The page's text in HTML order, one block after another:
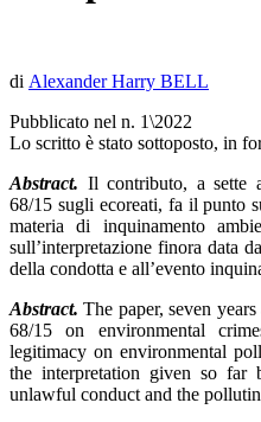
di Alexander Harry BELL
Pubblicato nel n. 1\2022
Lo scritto è stato sottoposto, in
Abstract. Il contributo, a sette
68/15 sugli ecoreati, fa il punto
materia di inquinamento
sull’interpretazione finora data
della condotta e all’evento
Abstract.The paper, seven
68/15 on environmental
legitimacy on environmental
the interpretation given so far
unlawful conduct and the